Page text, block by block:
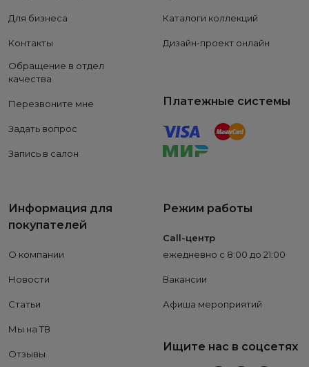
Для бизнеса
Контакты
Обращение в отдел
качества
Перезвоните мне
Задать вопрос
Запись в салон
Каталоги коллекций
Дизайн-проект онлайн
Платежные системы
Информация для
покупателей
О компании
Новости
Статьи
Мы на ТВ
Отзывы
Режим работы
Call-центр
ежедневно с 8:00 до 21:00
Вакансии
Афиша мероприятий
Ищите нас в соцсетях